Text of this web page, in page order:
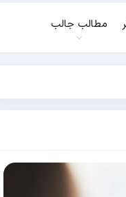
مطالب جالب